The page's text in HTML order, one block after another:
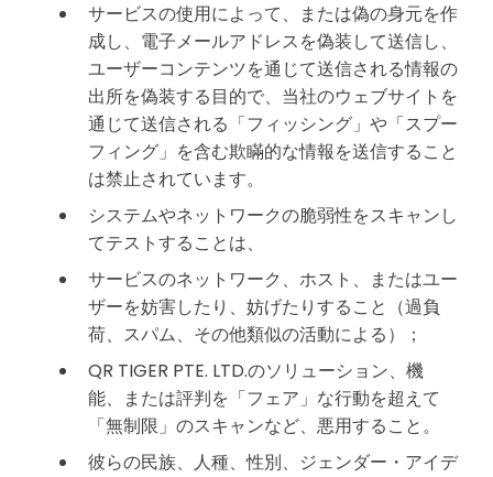
サービスの使用によって、または偽の身元を作
成し、電子メールアドレスを偽装して送信し、
ユーザーコンテンツを通じて送信される情報の
出所を偽装する目的で、当社のウェブサイトを
通じて送信される「フィッシング」や「スプー
フィング」を含む欺瞞的な情報を送信すること
は禁止されています。
システムやネットワークの脆弱性をスキャンし
てテストすることは、
サービスのネットワーク、ホスト、またはユー
ザーを妨害したり、妨げたりすること（過負
荷、スパム、その他類似の活動による）；
QR TIGER PTE. LTD.のソリューション、機
能、または評判を「フェア」な行動を超えて
「無制限」のスキャンなど、悪用すること。
彼らの民族、人種、性別、ジェンダー・アイデ